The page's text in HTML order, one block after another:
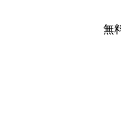
無